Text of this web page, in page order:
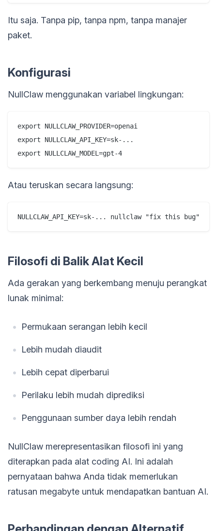
Itu saja. Tanpa pip, tanpa npm, tanpa manajer
paket.
Konfigurasi
NullClaw menggunakan variabel lingkungan:
export NULLCLAW_PROVIDER=openai
export NULLCLAW_API_KEY=sk-...
Atau teruskan secara langsung:
Filosofi di Balik Alat Kecil
Ada gerakan yang berkembang menuju perangkat
lunak minimal:
Permukaan serangan lebih kecil
Lebih mudah diaudit
Lebih cepat diperbarui
Perilaku lebih mudah diprediksi
Penggunaan sumber daya lebih rendah
NullClaw merepresentasikan filosofi ini yang
diterapkan pada alat coding AI. Ini adalah
pernyataan bahwa Anda tidak memerlukan
ratusan megabyte untuk mendapatkan bantuan AI.